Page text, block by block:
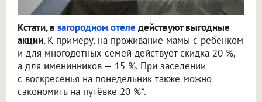
Кстати, в загородном отеле действуют выгодные
акции.К примеру, на проживание мамы с ребёнком
и для многодетных семей действует скидка 20 %,
а для именинников — 15 %. При заселении
с воскресенья на понедельник также можно
сэкономить на путёвке 20 %*.